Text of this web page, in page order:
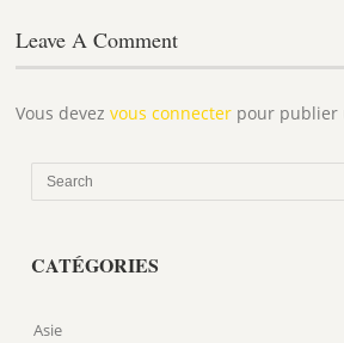
Leave A Comment
Vous devezvous connecter pour publier
CATÉGORIES
Asie